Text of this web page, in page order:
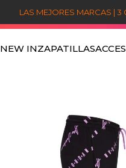
LAS MEJORES MARCAS | 3
NEW INZAPATILLAS
jordan
nike